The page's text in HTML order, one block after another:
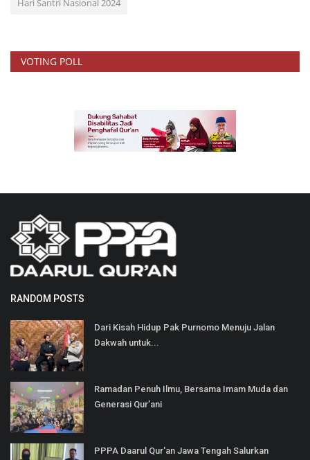
Hari Santri Nasional 2024
VOTING POLL
RANDOM POSTS
Dari Kisah Hidup Pak Purnomo Menuju Jalan
Dakwah untuk...
Ramadan Penuh Ilmu, Bersama Imam Muda dan
Generasi Qur’ani
PPPA Daarul Qur'an Jawa Tengah Salurkan